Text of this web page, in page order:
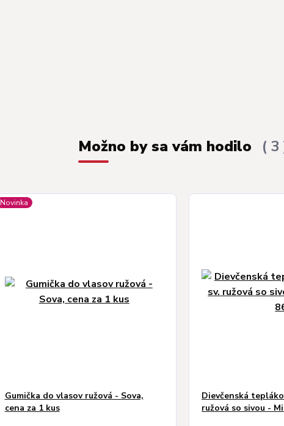
Možno by sa vám hodilo 3
Novinka
Gumička do vlasov ružová - Sova,
cena za 1 kus
Dievčenská
ružová so sivou -